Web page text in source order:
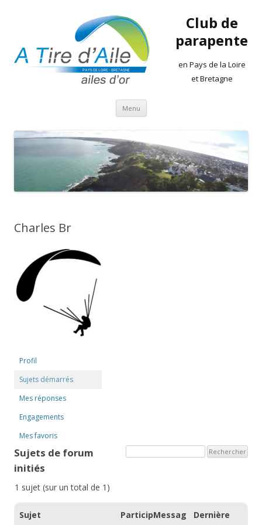
Club de
parapente
en Pays de la Loire
et Bretagne
Menu Aller
contenu
Charles Br
Profil
Sujets démarrés
Mes réponses
Engagements
Mes favoris
Sujets de forum
initiés
1 sujet (sur un total de 1)
Sujet
ParticipMessag
Dernière